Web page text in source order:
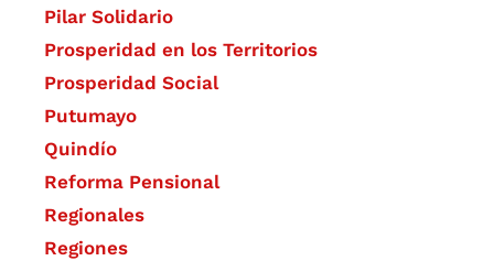
Pilar Solidario
Prosperidad en los Territorios
Prosperidad Social
Putumayo
Quindío
Reforma Pensional
Regionales
Regiones